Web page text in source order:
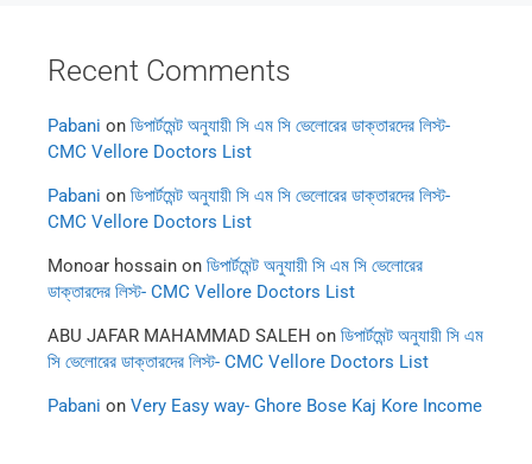
Recent Comments
Pabani on ডিপার্টমেন্ট অনুযায়ী সি এম সি ভেলোরের ডাক্তারদের লিস্ট-
CMC Vellore Doctors List
Pabani on ডিপার্টমেন্ট অনুযায়ী সি এম সি ভেলোরের ডাক্তারদের লিস্ট-
CMC Vellore Doctors List
Monoar hossain on ডিপার্টমেন্ট অনুযায়ী সি এম সি ভেলোরের
ডাক্তারদের লিস্ট- CMC Vellore Doctors List
ABU JAFAR MAHAMMAD SALEH on ডিপার্টমেন্ট অনুযায়ী সি এম
সি ভেলোরের ডাক্তারদের লিস্ট- CMC Vellore Doctors List
Pabani on Very Easy way- Ghore Bose Kaj Kore Income